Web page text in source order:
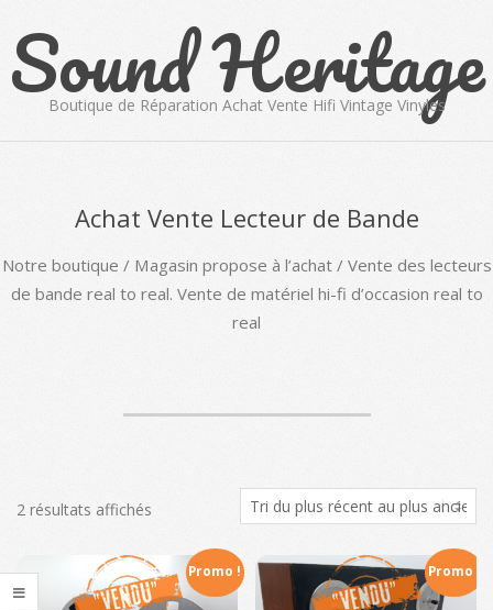
content
Sound Heritage
Boutique de Réparation Achat Vente Hifi Vintage Vinyles
Achat Vente Lecteur de Bande
Notre boutique / Magasin propose à l’achat / Vente des lecteurs
de bande real to real. Vente de matériel hi-fi d’occasion real to
real
2 résultats affichés
plus
récent
Promo ! Promo !